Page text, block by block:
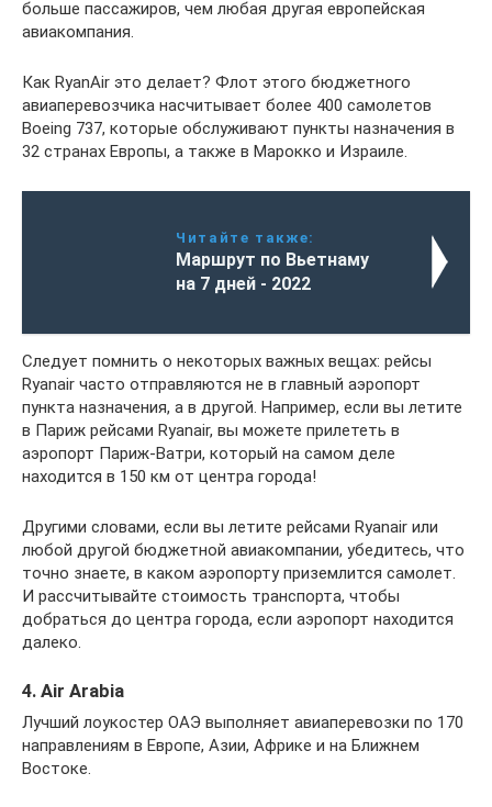
больше пассажиров, чем любая другая европейская
авиакомпания.
Как RyanAir это делает? Флот этого бюджетного
авиаперевозчика насчитывает более 400 самолетов
Boeing 737, которые обслуживают пункты назначения в
32 странах Европы, а также в Марокко и Израиле.
Читайте также:
Маршрут по Вьетнаму
на 7 дней - 2022
Следует помнить о некоторых важных вещах: рейсы
Ryanair часто отправляются не в главный аэропорт
пункта назначения, а в другой. Например, если вы летите
в Париж рейсами Ryanair, вы можете прилететь в
аэропорт Париж-Ватри, который на самом деле
находится в 150 км от центра города!
Другими словами, если вы летите рейсами Ryanair или
любой другой бюджетной авиакомпании, убедитесь, что
точно знаете, в каком аэропорту приземлится самолет.
И рассчитывайте стоимость транспорта, чтобы
добраться до центра города, если аэропорт находится
далеко.
4. Air Arabia
Лучший лоукостер ОАЭ выполняет авиаперевозки по 170
направлениям в Европе, Азии, Африке и на Ближнем
Востоке.